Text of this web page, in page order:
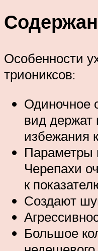
Особенности
триониксов:
Одиночное
вид держат
избежания
Параметры
Черепахи
к
Создают
Большое